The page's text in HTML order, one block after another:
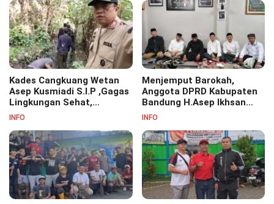
Kades Cangkuang Wetan
Asep Kusmiadi S.I.P ,Gagas
Lingkungan Sehat,
Bersihkan Saluran Air di RW
INFO
Menjemput Barokah,
Anggota DPRD Kabupaten
Bandung H.Asep Ikhsan
S.Pd.M.M Hadiri Haul Akbar
Pesantren Cipasung.
INFO